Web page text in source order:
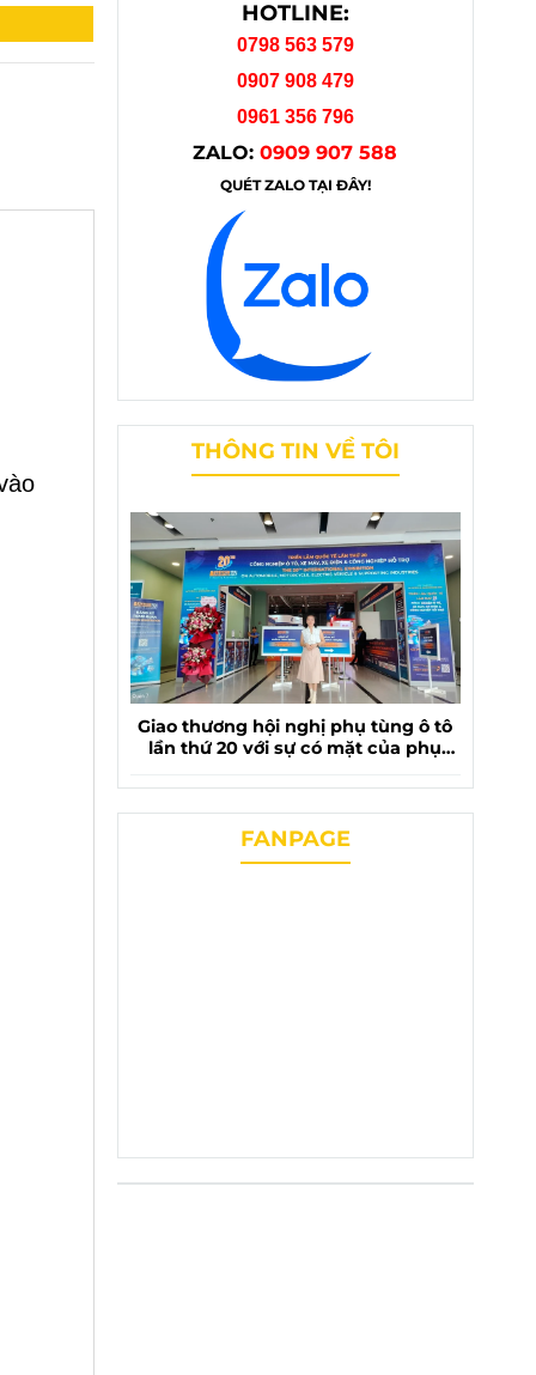
HOTLINE:
0798 563 579
0907 908 479
0961 356 796
ZALO:0909 907 588
QUÉT ZALO TẠI ĐÂY!
THÔNG TIN VỀ TÔI
Giao thương hội nghị phụ tùng ô tô
lần thứ 20 với sự có mặt của phụ
FANPAGE